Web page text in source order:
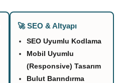
🚀 SEO & Altyapı
SEO Uyumlu Kodlama
Mobil Uyumlu
(Responsive) Tasarım
Bulut Barındırma